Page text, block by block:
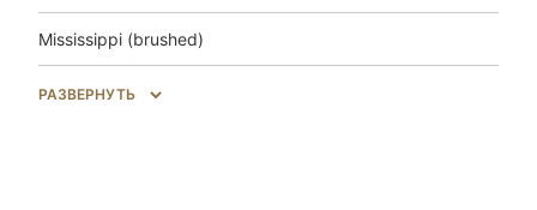
Mississippi (brushed)
Salem (WildWood)
РАЗВЕРНУТЬ